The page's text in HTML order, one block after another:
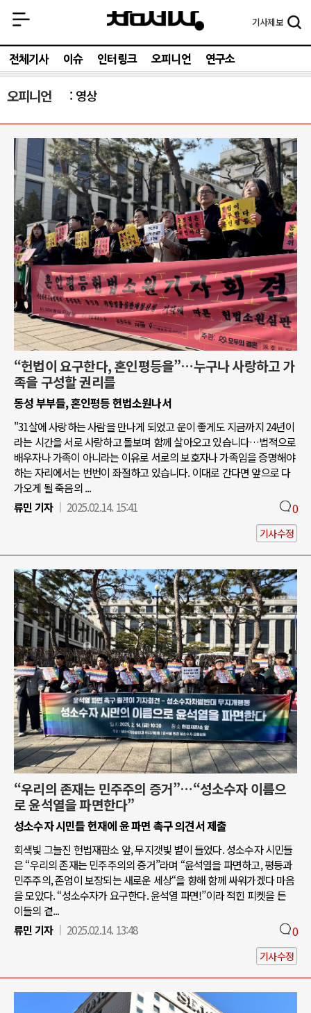
기사제보
전체기사 이슈 인터링크 오피니언 연구소
오피니언 영상
“헌법이 요구한다, 혼인평등을”…누구나 사랑하고 가
족을 구성할 권리를
동성 부부들, 혼인평등 헌법소원나서
"31살에 사랑하는 사람을 만나게 되었고 운이 좋게도 지금까지 24년이
라는 시간을 서로 사랑하고 돌보며 함께 살아오고 있습니다…법적으로
배우자나 가족이 아니라는 이유로 서로의 보호자나 가족임을 증명해야
하는 자리에서는 번번이 좌절하고 있습니다. 이대로 간다면 앞으로 다
가오게 될 죽음의 ...
류민 기자
2025.02.14. 15:41 0
기사수정
“우리의 존재는 민주주의 증거”…“성소수자 이름으
로 윤석열을 파면한다”
성소수자 시민들 헌재에 윤 파면 촉구 의견서 제출
회색빛 그늘진 헌법재판소 앞, 무지갯빛 볕이 들었다. 성소수자 시민들
은 “우리의 존재는 민주주의의 증거”라며 “윤석열을 파면하고, 평등과
민주주의, 존엄이 보장되는 새로운 세상“을 향해 함께 싸워가겠다 마음
을 모았다. “성소수자가 요구한다. 윤석열 파면!”이라 적힌 피켓을 든
이들의 곁...
류민 기자
2025.02.14. 13:48 0
기사수정